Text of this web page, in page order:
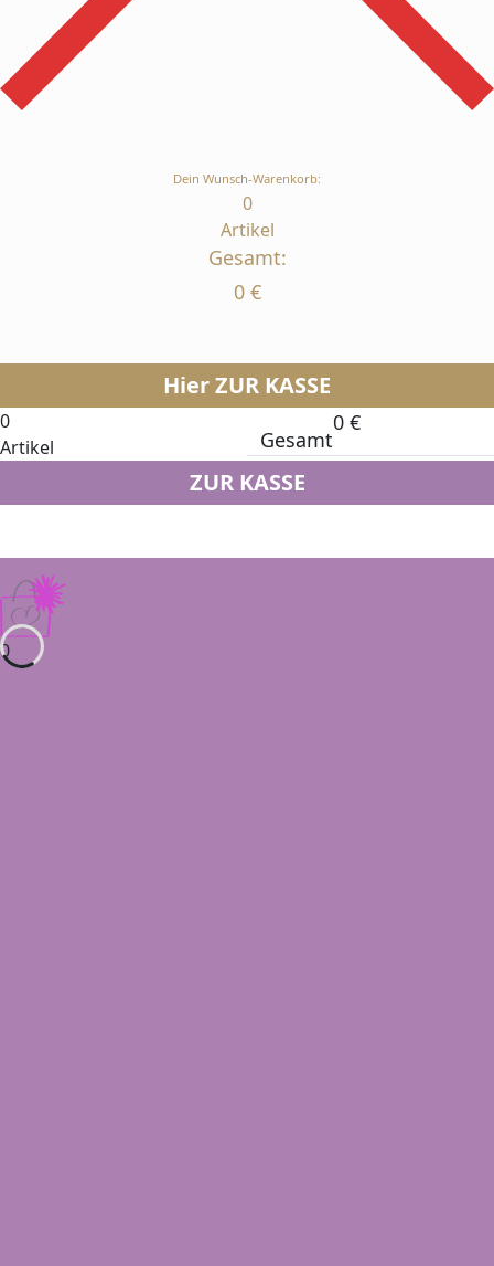
Dein Wunsch-Warenkorb:
0
Artikel
Gesamt:
0 €
Hier ZUR KASSE
0
Artikel
Gesamt
0 €
ZUR KASSE
0